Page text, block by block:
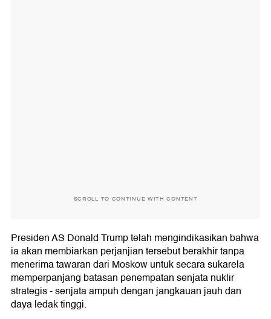
SCROLL TO CONTINUE WITH CONTENT
Presiden AS Donald Trump telah mengindikasikan bahwa
ia akan membiarkan perjanjian tersebut berakhir tanpa
menerima tawaran dari Moskow untuk secara sukarela
memperpanjang batasan penempatan senjata nuklir
strategis - senjata ampuh dengan jangkauan jauh dan
daya ledak tinggi.